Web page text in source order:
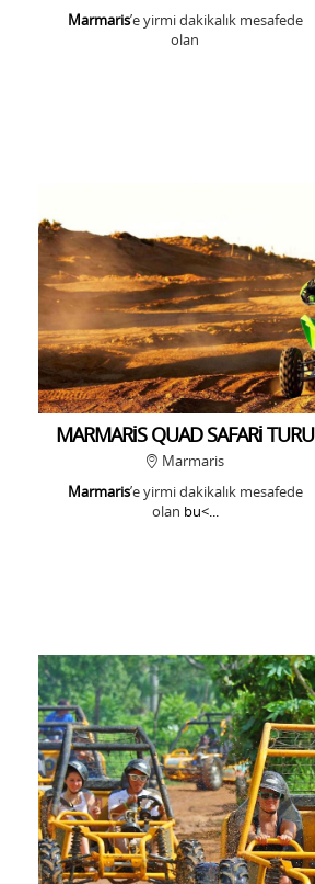
Marmaris’e yirmi dakikalık mesafede
olan
MARMARİS QUAD SAFARİ TURU
Marmaris
Marmaris’e yirmi dakikalık mesafede
olan bu<...